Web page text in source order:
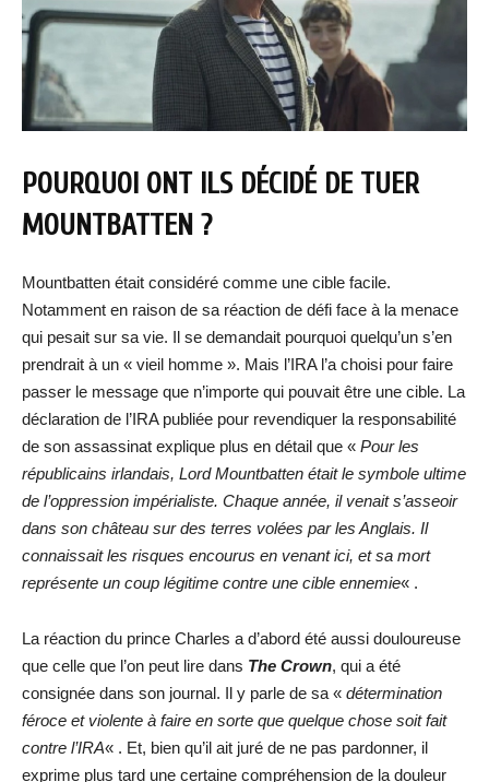
POURQUOI ONT ILS DÉCIDÉ DE TUER
MOUNTBATTEN ?
Mountbatten était considéré comme une cible facile.
Notamment en raison de sa réaction de défi face à la menace
qui pesait sur sa vie. Il se demandait pourquoi quelqu’un s’en
prendrait à un « vieil homme ». Mais l’IRA l’a choisi pour faire
passer le message que n’importe qui pouvait être une cible. La
déclaration de l’IRA publiée pour revendiquer la responsabilité
de son assassinat explique plus en détail que « Pour les
républicains irlandais, Lord Mountbatten était le symbole ultime
de l’oppression impérialiste. Chaque année, il venait s’asseoir
dans son château sur des terres volées par les Anglais. Il
connaissait les risques encourus en venant ici, et sa mort
représente un coup légitime contre une cible ennemie« .
La réaction du prince Charles a d’abord été aussi douloureuse
que celle que l’on peut lire dans The Crown, qui a été
consignée dans son journal. Il y parle de sa « détermination
féroce et violente à faire en sorte que quelque chose soit fait
contre l’IRA« . Et, bien qu’il ait juré de ne pas pardonner, il
exprime plus tard une certaine compréhension de la douleur